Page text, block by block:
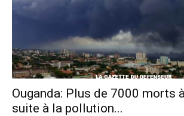
Ouganda: Plus de 7000 morts
suite à la pollution...